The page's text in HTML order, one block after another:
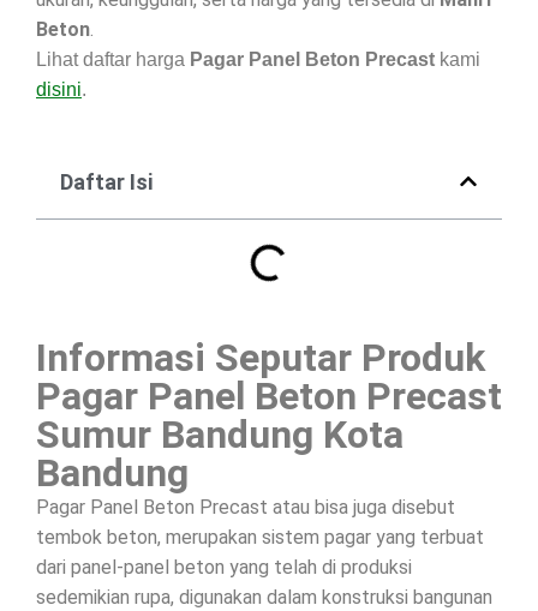
Beton
Lihat daftar harga Pagar Panel Beton Precast kami
disini.
Daftar Isi
Informasi Seputar Produk
Pagar Panel Beton Precast
Sumur Bandung Kota
Bandung
Pagar Panel Beton Precast atau bisa juga disebut
tembok beton, merupakan sistem pagar yang terbuat
dari panel-panel beton yang telah di produksi
sedemikian rupa, digunakan dalam konstruksi bangunan